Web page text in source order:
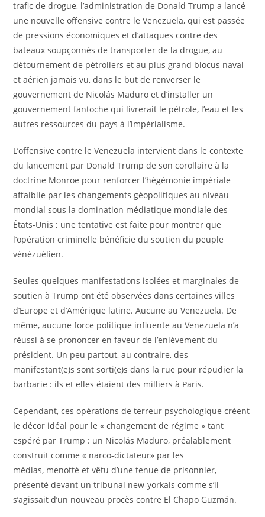
trafic de drogue, l’administration de Donald Trump a lancé
une nouvelle offensive contre le Venezuela, qui est passée
de pressions économiques et d’attaques contre des
bateaux soupçonnés de transporter de la drogue, au
détournement de pétroliers et au plus grand blocus naval
et aérien jamais vu, dans le but de renverser le
gouvernement de Nicolás Maduro et d’installer un
gouvernement fantoche qui livrerait le pétrole, l’eau et les
autres ressources du pays à l’impérialisme.
L’offensive contre le Venezuela intervient dans le contexte
du lancement par Donald Trump de son corollaire à la
doctrine Monroe pour renforcer l’hégémonie impériale
affaiblie par les changements géopolitiques au niveau
mondial sous la domination médiatique mondiale des
États-Unis ; une tentative est faite pour montrer que
l’opération criminelle bénéficie du soutien du peuple
vénézuélien.
Seules quelques manifestations isolées et marginales de
soutien à Trump ont été observées dans certaines villes
d’Europe et d’Amérique latine. Aucune au Venezuela. De
même, aucune force politique influente au Venezuela n’a
réussi à se prononcer en faveur de l’enlèvement du
président. Un peu partout, au contraire, des
manifestant(e)s sont sorti(e)s dans la rue pour répudier la
barbarie : ils et elles étaient des milliers à Paris.
Cependant, ces opérations de terreur psychologique créent
le décor idéal pour le « changement de régime » tant
espéré par Trump : un Nicolás Maduro, préalablement
construit comme « narco-dictateur» par les
médias, menotté et vêtu d’une tenue de prisonnier,
présenté devant un tribunal new-yorkais comme s’il
s’agissait d’un nouveau procès contre El Chapo Guzmán.